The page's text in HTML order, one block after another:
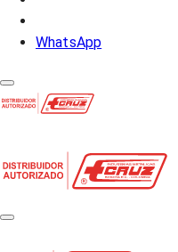
WhatsApp